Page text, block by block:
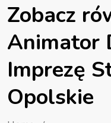
Zobacz
Animator
Imprezę
Opolskie